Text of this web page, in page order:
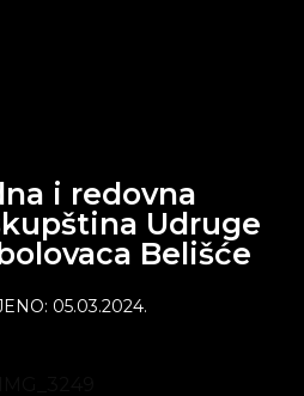
i redovna
Udruge
Belišće
05.03.2024.